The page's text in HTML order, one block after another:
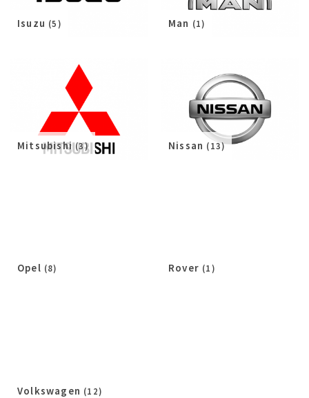
Isuzu (5) Man (1)
Mitsubishi(3) Nissan (13)
Opel (8) Rover (1)
Volkswagen (12)